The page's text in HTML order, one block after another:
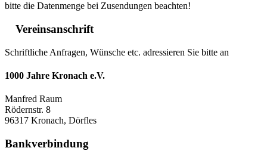
bitte die Datenmenge bei Zusendungen beachten!
Vereinsanschrift
Schriftliche Anfragen, Wünsche etc. adressieren Sie bitte an
1000 Jahre Kronach e.V.
Manfred Raum
Rödernstr. 8
96317 Kronach, Dörfles
Bankverbindung